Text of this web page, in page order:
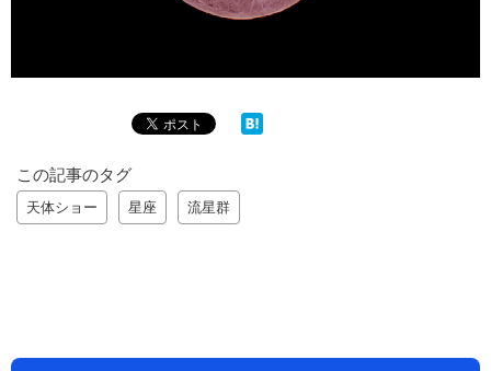
この記事のタグ
天体ショー 星座 流星群